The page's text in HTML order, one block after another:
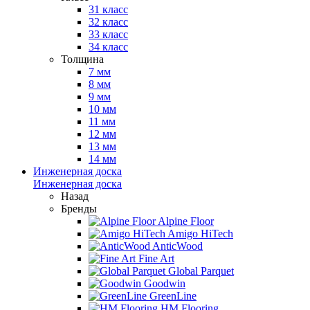
31 класс
32 класс
33 класс
34 класс
Толщина
7 мм
8 мм
9 мм
10 мм
11 мм
12 мм
13 мм
14 мм
Инженерная доска
Инженерная доска
Назад
Бренды
Alpine Floor
Amigo HiTech
AnticWood
Fine Art
Global Parquet
Goodwin
GreenLine